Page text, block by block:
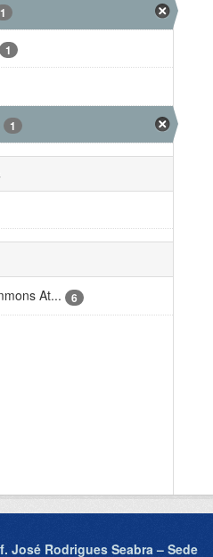
1
1
1
At...
6
José Rodrigues Seabra – Sede